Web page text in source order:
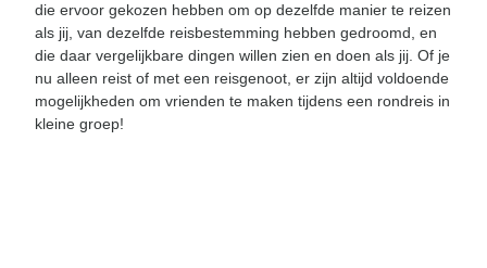
die ervoor gekozen hebben om op dezelfde manier te reizen
als jij, van dezelfde reisbestemming hebben gedroomd, en
die daar vergelijkbare dingen willen zien en doen als jij. Of je
nu alleen reist of met een reisgenoot, er zijn altijd voldoende
mogelijkheden om vrienden te maken tijdens een rondreis in
kleine groep!